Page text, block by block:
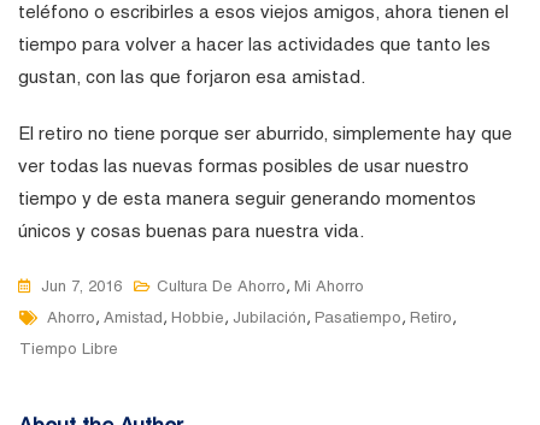
teléfono o escribirles a esos viejos amigos, ahora tienen el
tiempo para volver a hacer las actividades que tanto les
gustan, con las que forjaron esa amistad.
El retiro no tiene porque ser aburrido, simplemente hay que
ver todas las nuevas formas posibles de usar nuestro
tiempo y de esta manera seguir generando momentos
únicos y cosas buenas para nuestra vida.
Jun 7, 2016 Cultura De Ahorro, Mi Ahorro
Tags
Ahorro, Amistad, Hobbie, Jubilación, Pasatiempo, Retiro,
Tiempo Libre